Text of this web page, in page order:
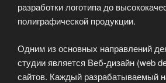
разработки логотипа до
полиграфической продукции.
Одним из основных направлений
студии является Веб-дизайн (web
сайтов. Каждый разрабатываемый